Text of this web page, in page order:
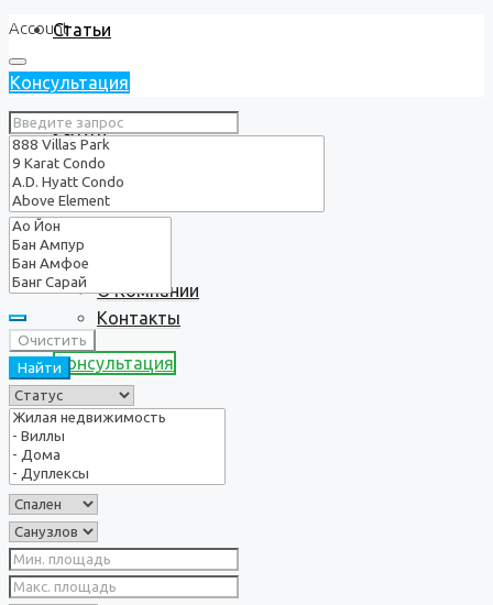
Статьи
Услуги
О нас
О Компании
Контакты
Консультация
Account
Консультация
Очистить
Найти